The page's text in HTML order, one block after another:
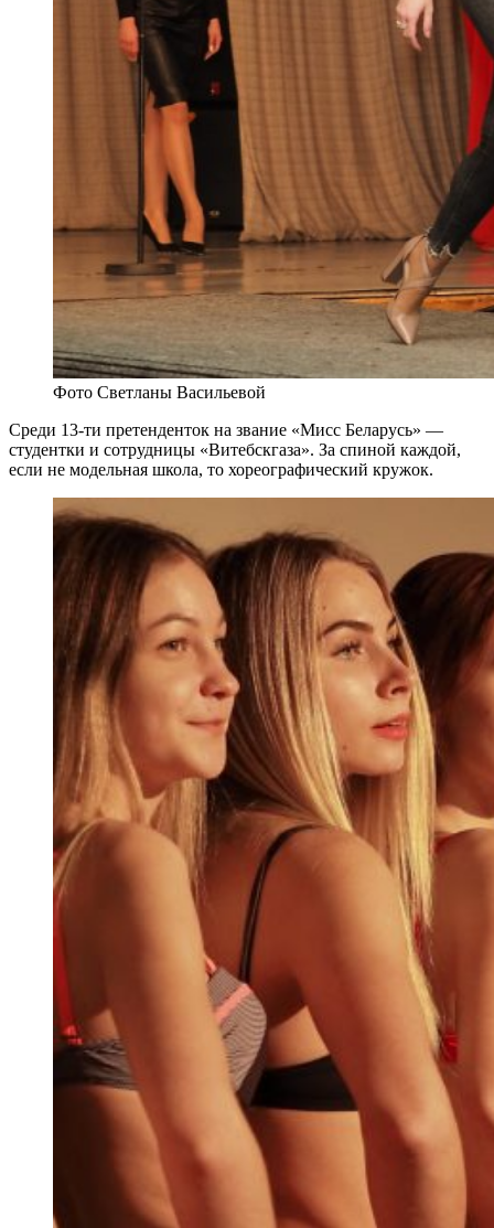
Фото Светланы Васильевой
Среди 13-ти претенденток на звание «Мисс Беларусь» —
студентки и сотрудницы «Витебскгаза». За спиной каждой,
если не модельная школа, то хореографический кружок.